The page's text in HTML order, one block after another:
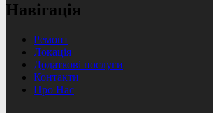
Навігація
Ремонт
Локація
Додаткові послуги
Контакти
Про Нас